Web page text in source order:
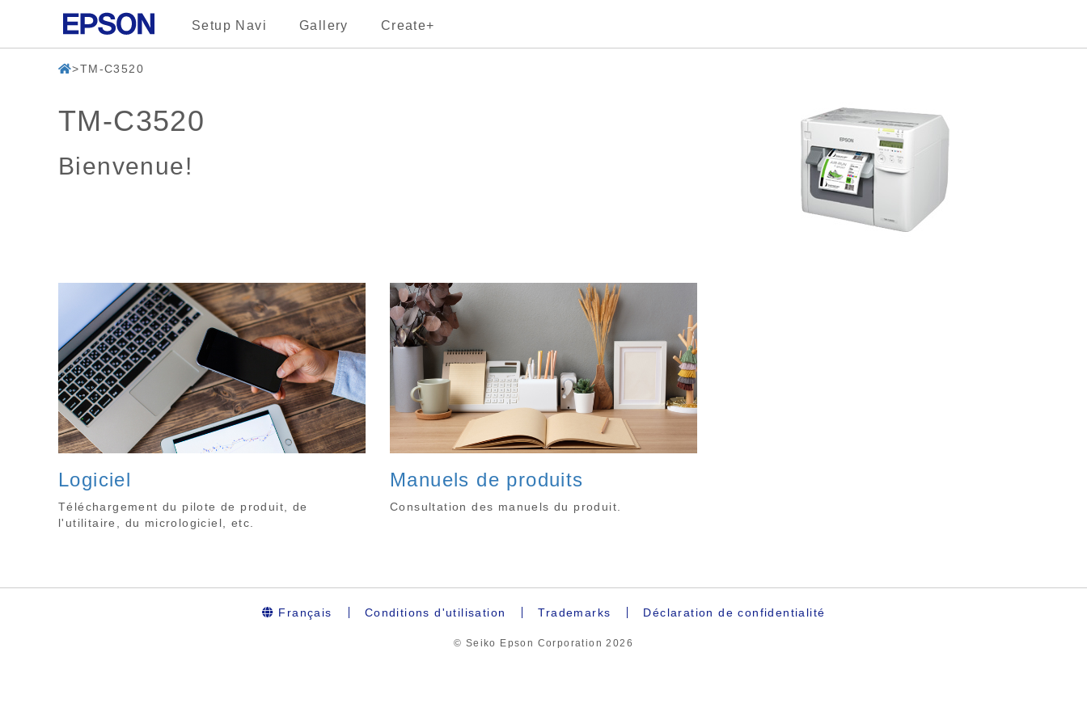
Setup Navi Gallery Create+
TM-C3520
TM-C3520
Bienvenue!
Logiciel
Téléchargement du pilote de produit, de
l'utilitaire, du micrologiciel, etc.
Manuels de produits
Consultation des manuels du produit.
Français Conditions d'utilisation Trademarks Déclaration de confidentialité
© Seiko Epson Corporation2026